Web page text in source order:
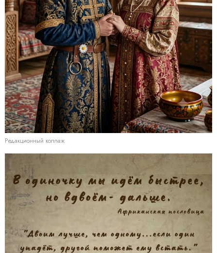
Редакционный коллаж